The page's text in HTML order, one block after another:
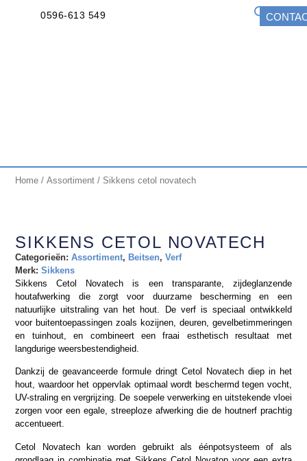
0596-613 549
Home /Assortiment / Sikkens cetol novatech
SIKKENS CETOL NOVATECH
Categorieën: Assortiment, Beitsen,Verf
Merk:Sikkens
Sikkens Cetol Novatech is een transparante, zijdeglanzende
houtafwerking die zorgt voor duurzame bescherming en een
natuurlijke uitstraling van het hout. De verf is speciaal ontwikkeld
voor buitentoepassingen zoals kozijnen, deuren, gevelbetimmeringen
en tuinhout, en combineert een fraai esthetisch resultaat met
langdurige weersbestendigheid.
Dankzij de geavanceerde formule dringt Cetol Novatech diep in het
hout, waardoor het oppervlak optimaal wordt beschermd tegen vocht,
UV-straling en vergrijzing. De soepele verwerking en uitstekende vloei
zorgen voor een egale, streeploze afwerking die de houtnerf prachtig
accentueert.
Cetol Novatech kan worden gebruikt als éénpotsysteem of als